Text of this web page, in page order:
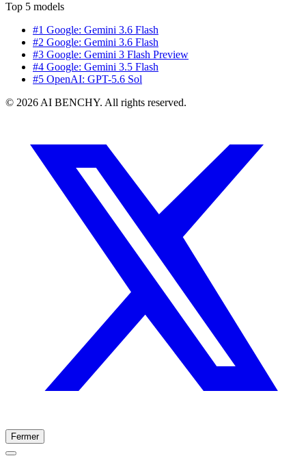
Top 5 models
#1 Google: Gemini 3.6 Flash
#2 Google: Gemini 3.6 Flash
#3 Google: Gemini 3 Flash Preview
#4 Google: Gemini 3.5 Flash
#5 OpenAI: GPT-5.6 Sol
© 2026 AI BENCHY. All rights reserved.
Fermer